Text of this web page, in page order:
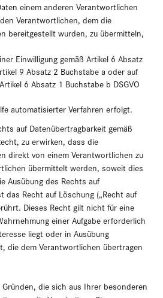
einem anderen Verantwortlichen
Verantwortlichen, dem die
bereitgestellt wurden, zu übermitteln,
Einwilligung gemäß Artikel 6 Absatz
9 Absatz 2 Buchstabe a oder auf
6 Absatz 1 Buchstabe b DSGVO
automatisierter Verfahren erfolgt.
auf Datenübertragbarkeit gemäß
zu erwirken, dass die
direkt von einem Verantwortlichen zu
übermittelt werden, soweit dies
Ausübung des Rechts auf
das Recht auf Löschung („Recht auf
Dieses Recht gilt nicht für eine
einer Aufgabe erforderlich
liegt oder in Ausübung
die dem Verantwortlichen übertragen
die sich aus Ihrer besonderen